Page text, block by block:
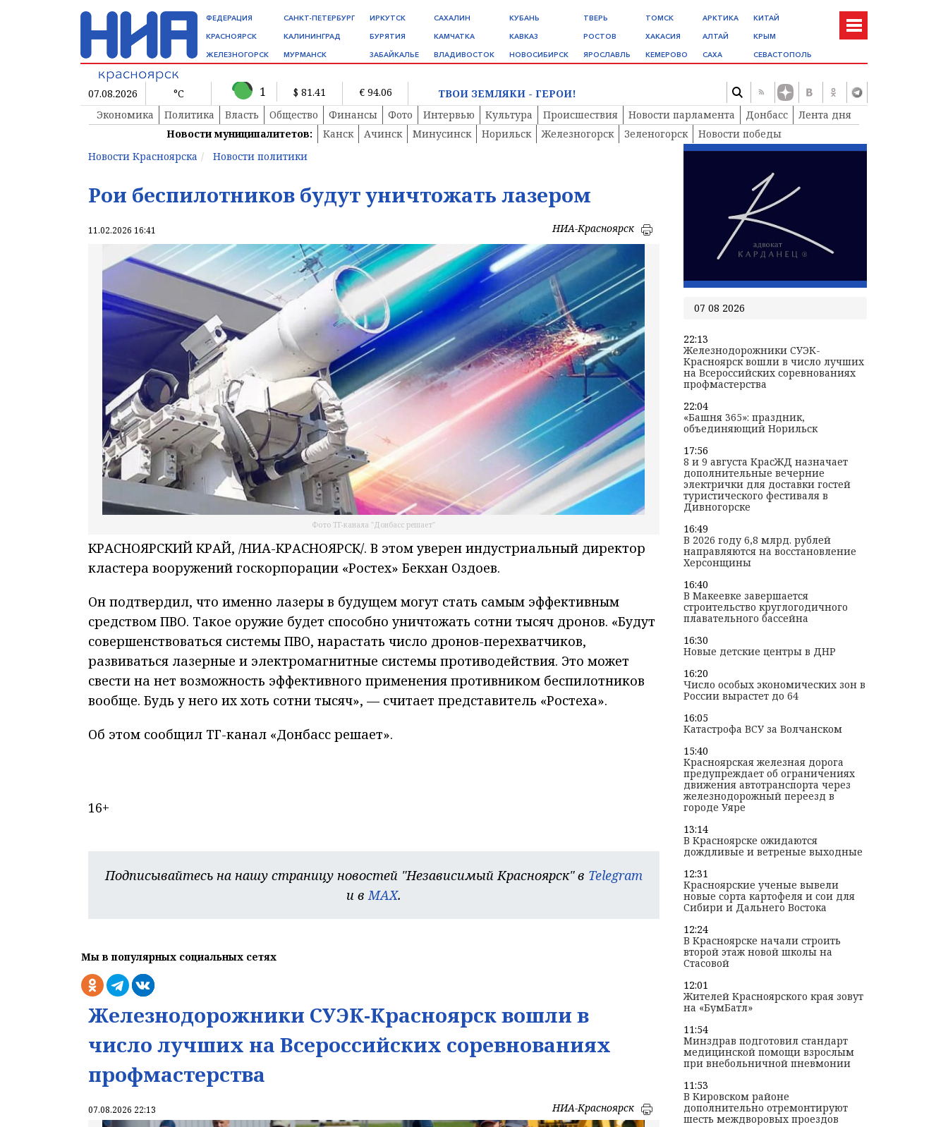
ФЕДЕРАЦИЯ
КРАСНОЯРСК
ЖЕЛЕЗНОГОРСК
САНКТ-ПЕТЕРБУРГ
КАЛИНИНГРАД
МУРМАНСК
ИРКУТСК
БУРЯТИЯ
ЗАБАЙКАЛЬЕ
САХАЛИН
КАМЧАТКА
ВЛАДИВОСТОК
КУБАНЬ
КАВКАЗ
НОВОСИБИРСК
ТВЕРЬ
РОСТОВ
ЯРОСЛАВЛЬ
ТОМСК
ХАКАСИЯ
КЕМЕРОВО
АРКТИКА
АЛТАЙ
САХА
КИТАЙ
КРЫМ
СЕВАСТОПОЛЬ
07.08.2026 °C 1 $ 81.41 € 94.06
ТВОИ ЗЕМЛЯКИ - ГЕРОИ!
Экономика
Политика Власть Общество Финансы Фото Интервью Культура Происшествия Новости парламента Донбасс
Лента дня
Новости муниципалитетов:
Канск Ачинск Минусинск Норильск Железногорск Зеленогорск
Новости победы
Новости Красноярска
Новости политики
Рои беспилотников будут уничтожать лазером
11.02.2026 16:41 НИА-Красноярск
Фото ТГ-канала "Донбасс решает"
КРАСНОЯРСКИЙ КРАЙ, /НИА-КРАСНОЯРСК/. В этом уверен индустриальный директор
кластера вооружений госкорпорации «Ростех» Бекхан Оздоев.
Он подтвердил, что именно лазеры в будущем могут стать самым эффективным
средством ПВО. Такое оружие будет способно уничтожать сотни тысяч дронов. «Будут
совершенствоваться системы ПВО, нарастать число дронов-перехватчиков,
развиваться лазерные и электромагнитные системы противодействия. Это может
свести на нет возможность эффективного применения противником беспилотников
вообще. Будь у него их хоть сотни тысяч», — считает представитель «Ростеха».
Об этом сообщил ТГ-канал «Донбасс решает».
16+
Подписывайтесь на нашу страницу новостей "Независимый Красноярск" в Telegram
и в MAX.
Мы в популярных социальных сетях
Железнодорожники СУЭК-Красноярск вошли в
число лучших на Всероссийских соревнованиях
профмастерства
07.08.2026 22:13 НИА-Красноярск
07 08 2026
22:13
Железнодорожники СУЭК-
Красноярск вошли в число лучших
на Всероссийских соревнованиях
профмастерства
22:04
«Башня 365»: праздник,
объединяющий Норильск
17:56
8 и 9 августа КрасЖД назначает
дополнительные вечерние
электрички для доставки гостей
туристического фестиваля в
Дивногорске
16:49
В 2026 году 6,8 млрд. рублей
направляются на восстановление
Херсонщины
16:40
В Макеевке завершается
строительство круглогодичного
плавательного бассейна
16:30
Новые детские центры в ДНР
16:20
Число особых экономических зон в
России вырастет до 64
16:05
Катастрофа ВСУ за Волчанском
15:40
Красноярская железная дорога
предупреждает об ограничениях
движения автотранспорта через
железнодорожный переезд в
городе Уяре
13:14
В Красноярске ожидаются
дождливые и ветреные выходные
12:31
Красноярские ученые вывели
новые сорта картофеля и сои для
Сибири и Дальнего Востока
12:24
В Красноярске начали строить
второй этаж новой школы на
Стасовой
12:01
Жителей Красноярского края зовут
на «БумБатл»
11:54
Минздрав подготовил стандарт
медицинской помощи взрослым
при внебольничной пневмонии
11:53
В Кировском районе
дополнительно отремонтируют
шесть междворовых проездов